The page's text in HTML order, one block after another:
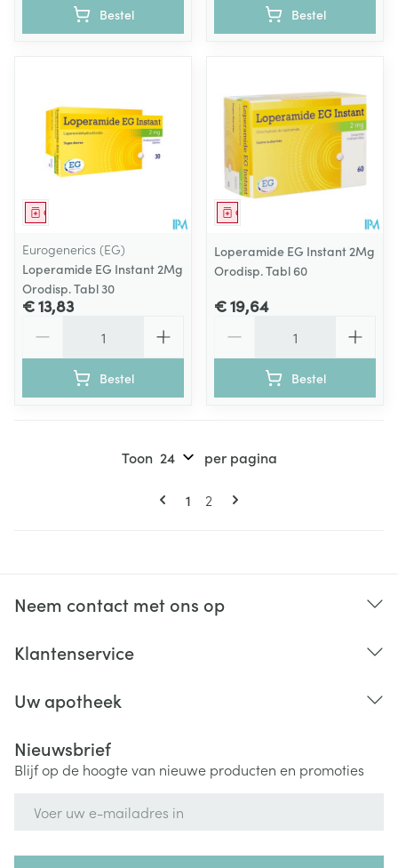
Bestel Bestel
Geneesmiddel
Eurogenerics (EG)
Loperamide EG Instant 2Mg
Orodisp. Tabl 30
€ 13,83
Bestel
Geneesmiddel
Loperamide EG Instant 2Mg
Orodisp. Tabl 60
€ 19,64
Bestel
Pagina's
U lees momenteel pagina
1 Pagina
2
Toon per pagina
Neem contact met ons op
Klantenservice
Uw apotheek
Nieuwsbrief
Blijf op de hoogte van nieuwe producten en promoties